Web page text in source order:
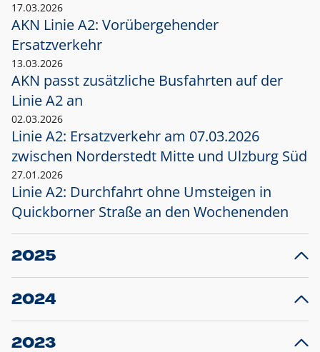
17.03.2026
AKN Linie A2: Vorübergehender
Ersatzverkehr
13.03.2026
AKN passt zusätzliche Busfahrten auf der
Linie A2 an
02.03.2026
Linie A2: Ersatzverkehr am 07.03.2026
zwischen Norderstedt Mitte und Ulzburg Süd
27.01.2026
Linie A2: Durchfahrt ohne Umsteigen in
Quickborner Straße an den Wochenenden
2025
23.12.2025
Projekt S5: Start der Bauarbeiten am
2024
10.12.2024
Großprojekt S5: Sperrung der Bahnstraße in
2023